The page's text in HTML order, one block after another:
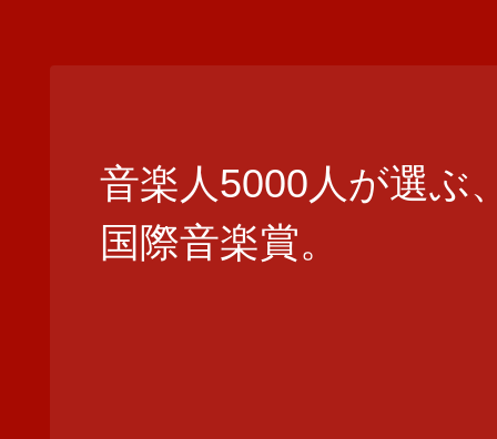
音楽人5000人が選ぶ
国際音楽賞。